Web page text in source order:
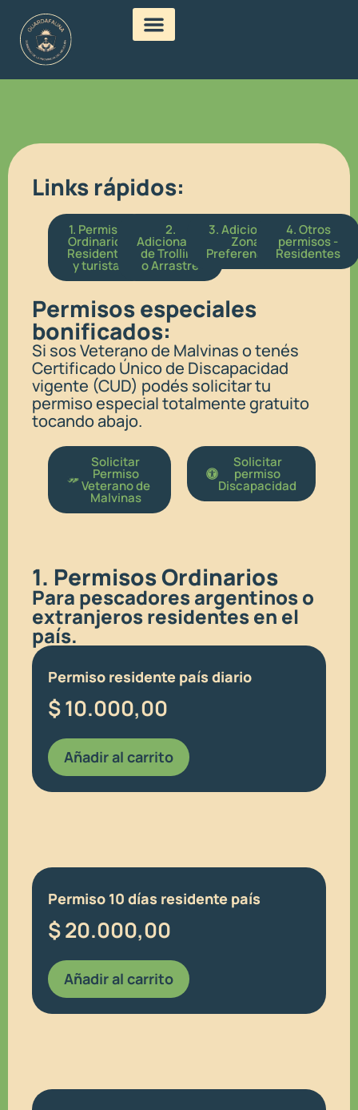
Links rápidos:
1. Permisos
Ordinarios.
Residentes
y turistas
2.
Adicionales
de Trolling
o Arrastre​
3. Adicionales
Zonas
Preferenciales​
4. Otros
permisos​ -
Residentes
Permisos especiales
bonificados:
Si sos Veterano de Malvinas o tenés
Certificado Único de Discapacidad
vigente (CUD) podés solicitar tu
permiso especial totalmente gratuito
tocando abajo.
Solicitar
Permiso
Veterano de
Malvinas
Solicitar
permiso
Discapacidad
1. Permisos Ordinarios
Para pescadores argentinos o
extranjeros residentes en el
país.
Permiso residente país diario
$10.000,00
Añadir al carrito
Permiso 10 días residente país
$20.000,00
Añadir al carrito